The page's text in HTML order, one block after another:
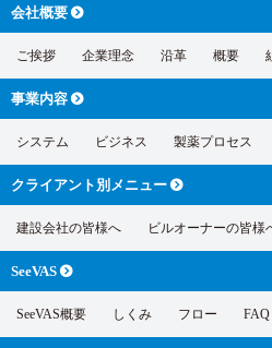
会社概要
ご挨拶 企業理念 沿革 概要
事業内容
システム ビジネス 製薬プロセス
クライアント別 メニュー
建設会社の皆様へ ビルオーナーの皆様
SeeVAS
SeeVAS概要 しくみ フロー FAQ